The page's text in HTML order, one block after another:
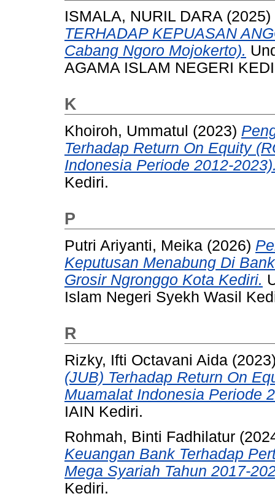
ISMALA, NURIL DARA (2025)
TERHADAP KEPUASAN
Cabang Ngoro Mojokerto).
AGAMA ISLAM NEGERI
K
Khoiroh, Ummatul (2023)
Terhadap Return On Equity
Indonesia Periode 2012-
Kediri.
P
Putri Ariyanti, Meika (2026)
Keputusan Menabung Di
Grosir Ngronggo Kota Kediri.
Islam Negeri Syekh Wasil
R
Rizky, Ifti Octavani Aida
(JUB) Terhadap Return On
Muamalat Indonesia Periode
IAIN Kediri.
Rohmah, Binti Fadhilatur
Keuangan Bank Terhadap
Mega Syariah Tahun 2017-
Kediri.